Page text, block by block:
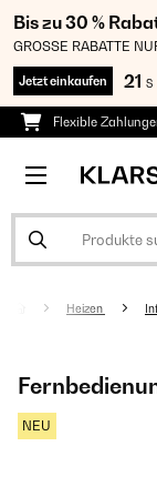
Bis zu 30 %
GROSSE RABATTE
Jetzt einkaufen 21 S
Flexible
Heizen
NEU